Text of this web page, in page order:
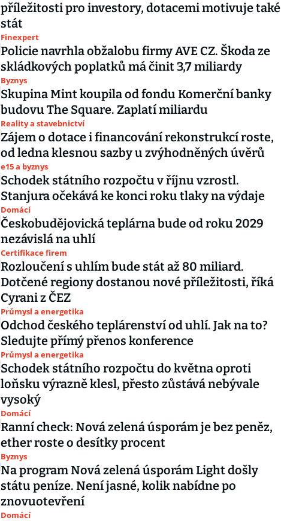
příležitosti pro investory, dotacemi motivuje také
stát
Finexpert
Policie navrhla obžalobu firmy AVE CZ. Škoda ze
skládkových poplatků má činit 3,7 miliardy
Byznys
Skupina Mint koupila od fondu Komerční banky
budovu The Square. Zaplatí miliardu
Reality a stavebnictví
Zájem o dotace i financování rekonstrukcí roste,
od ledna klesnou sazby u zvýhodněných úvěrů
e15 a byznys
Schodek státního rozpočtu v říjnu vzrostl.
Stanjura očekává ke konci roku tlaky na výdaje
Domácí
Českobudějovická teplárna bude od roku 2029
nezávislá na uhlí
Certifikace firem
Rozloučení s uhlím bude stát až 80 miliard.
Dotčené regiony dostanou nové příležitosti, říká
Cyrani z ČEZ
Průmysl a energetika
Odchod českého teplárenství od uhlí. Jak na to?
Sledujte přímý přenos konference
Průmysl a energetika
Schodek státního rozpočtu do května oproti
loňsku výrazně klesl, přesto zůstává nebývale
vysoký
Domácí
Ranní check: Nová zelená úsporám je bez peněz,
ether roste o desítky procent
Byznys
Na program Nová zelená úsporám Light došly
státu peníze. Není jasné, kolik nabídne po
znovuotevření
Domácí